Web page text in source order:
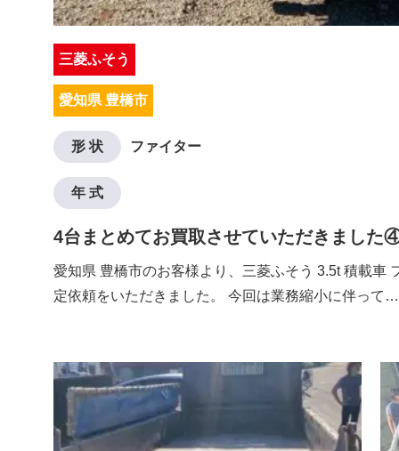
三菱ふそう
愛知県 豊橋市
形 状 ファイター
年 式
4台まとめてお買取させていただきました
愛知県 豊橋市のお客様より、三菱ふそう 3.5t 積載車
定依頼をいただきました。 今回は業務縮小に伴って…